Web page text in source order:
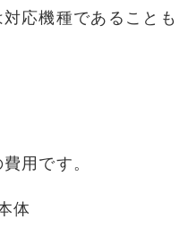
応機種であることも
用です。
体